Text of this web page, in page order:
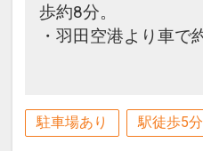
歩約8分。
・羽田空港より車で
駐車場あり 駅徒歩5